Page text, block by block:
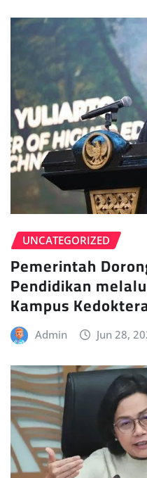
UNCATEGORIZED
Pemerintah
Pendidikan
Kampus
Admin Jun 28,